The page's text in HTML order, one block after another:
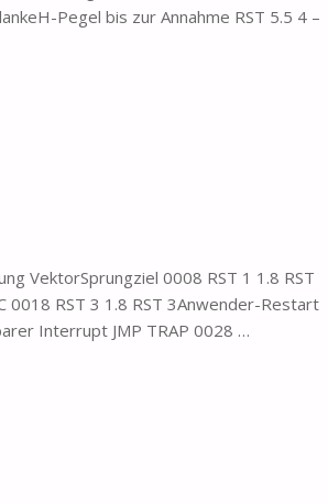
Pegel bis zur Annahme RST 5.5 4 –
VektorSprungziel 0008 RST 1 1.8 RST
0018 RST 3 1.8 RST 3Anwender-Restart
Interrupt JMP TRAP 0028 …